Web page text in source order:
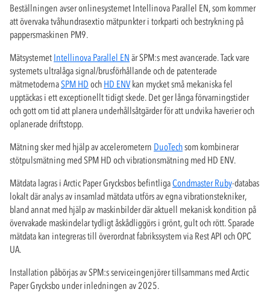
Beställningen avser onlinesystemet Intellinova Parallel EN, som kommer
att övervaka tvåhundrasextio mätpunkter i torkparti och bestrykning på
pappersmaskinen PM9.
Mätsystemet Intellinova Parallel EN är SPM:s mest avancerade. Tack vare
systemets ultralåga signal/brusförhållande och de patenterade
mätmetodernaSPM HD och HD ENV kan mycket små mekaniska fel
upptäckas i ett exceptionellt tidigt skede. Det ger långa förvarningstider
och gott om tid att planera underhållsåtgärder för att undvika haverier och
oplanerade driftstopp.
Mätning sker med hjälp av accelerometern DuoTechsom kombinerar
stötpulsmätning med SPM HD och vibrationsmätning med HD ENV.
Mätdata lagras i Arctic Paper Grycksbos befintligaCondmaster Ruby-databas
lokalt där analys av insamlad mätdata utförs av egna vibrationstekniker,
bland annat med hjälp av maskinbilder där aktuell mekanisk kondition på
övervakade maskindelar tydligt åskådliggörs i grönt, gult och rött. Sparade
mätdata kan integreras till överordnat fabrikssystem via Rest API och OPC
UA.
Installation påbörjas av SPM:s serviceingenjörer tillsammans med Arctic
Paper Grycksbo under inledningen av 2025.